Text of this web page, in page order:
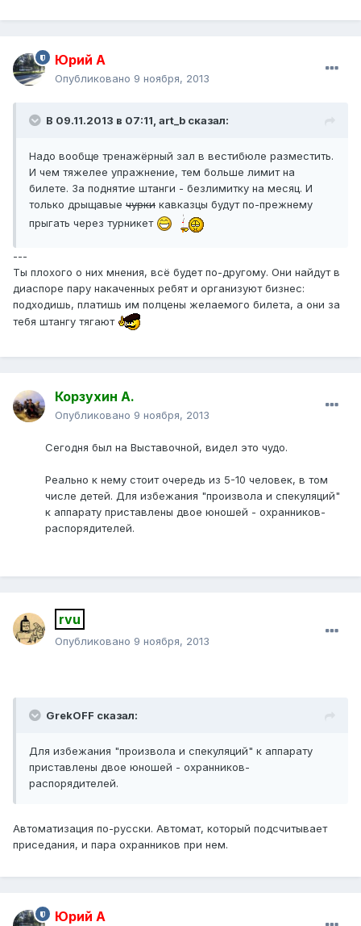
Юрий А
Опубликовано 9 ноября, 2013
В 09.11.2013 в 07:11, art_b сказал:
Надо вообще тренажёрный зал в вестибюле разместить.
И чем тяжелее упражнение, тем больше лимит на
билете. За поднятие штанги - безлимитку на месяц. И
только дрыщавые чурки кавказцы будут по-прежнему
прыгать через турникет
---
Ты плохого о них мнения, всё будет по-другому. Они найдут в
диаспоре пару накаченных ребят и организуют бизнес:
подходишь, платишь им полцены желаемого билета, а они за
тебя штангу тягают
Корзухин А.
Опубликовано 9 ноября, 2013
Сегодня был на Выставочной, видел это чудо.
Реально к нему стоит очередь из 5-10 человек, в том
числе детей. Для избежания "произвола и спекуляций"
к аппарату приставлены двое юношей - охранников-
распорядителей.
rvu
Опубликовано 9 ноября, 2013
GrekOFF сказал:
Для избежания "произвола и спекуляций" к аппарату
приставлены двое юношей - охранников-
распорядителей.
Автоматизация по-русски. Автомат, который подсчитывает
приседания, и пара охранников при нем.
Юрий А